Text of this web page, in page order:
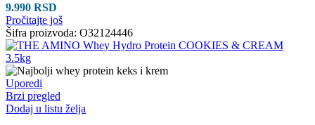
9.990 RSD
Pročitajte još
Šifra proizvoda: O32124446
Uporedi
Brzi pregled
Dodaj u listu želja